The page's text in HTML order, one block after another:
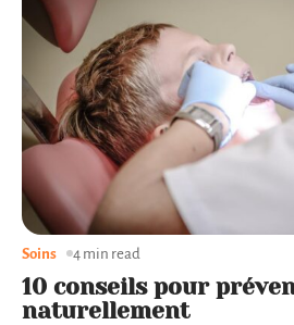
10 conseils pour
naturellement
Soins 4 min read